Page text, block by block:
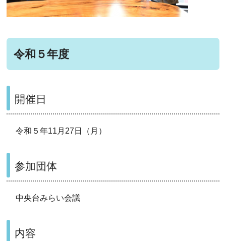
令和５年度
開催日
令和５年11月27日（月）
参加団体
中央台みらい会議
内容